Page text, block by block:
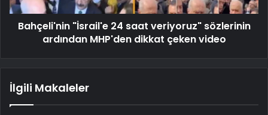
Bahçeli'nin "İsrail'e 24 saat veriyoruz" sözlerinin
ardından MHP'den dikkat çeken video
İlgili Makaleler